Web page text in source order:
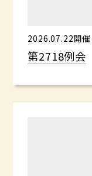
2026.07.22開催
第2718例会